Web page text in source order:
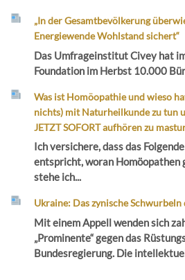
„In der Gesamtbevölkerung
Energiewende Wohlstand sichert“
Das Umfrageinstitut Civey hat
Foundation im Herbst 10.000
Was ist Homöopathie und wieso
nichts) mit Naturheilkunde zu tun
JETZT SOFORT aufhören zu
Ich versichere, dass das
entspricht, woran Homöopathen
stehe ich...
Ukraine: Das zynische
Mit einem Appell wenden sich
„Prominente“ gegen das
Bundesregierung. Die